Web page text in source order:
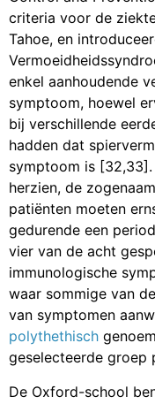
criteria voor de
Tahoe, en
enkel aanhoudende
symptoom, hoewel
bij verschillende
hadden dat
symptoom is
herzien, de
patiënten moeten
gedurende een
vier van de acht
immunologische
waar sommige van
van symptomen
polythethisch
geselecteerde groep
De Oxford-school